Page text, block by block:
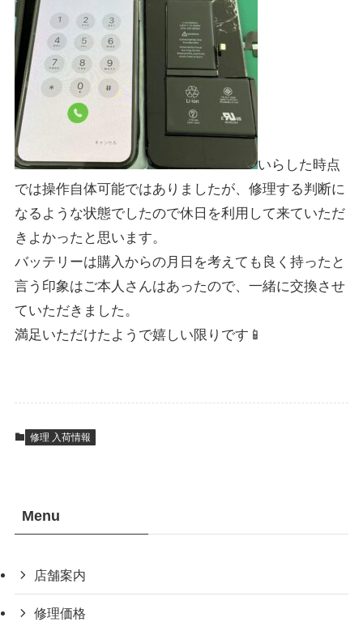
いらした時点
では操作自体可能ではありましたが、修理する判断に
なるような状態でしたので休日を利用して来ていただ
きよかったと思います。
バッテリーは購入からの月日を考えても良く持ったと
言う印象はご本人さんはあったので、一緒に交換させ
ていただきました。
満足いただけたようで嬉しい限りです📱
修理 入荷情報
Menu
店舗案内
修理価格